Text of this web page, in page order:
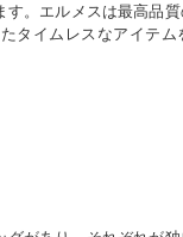
。エルメスは最高品
タイムレスなアイテム